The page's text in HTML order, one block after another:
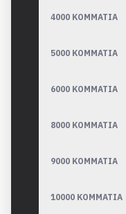
4000 ΚΟΜΜΑΤΙΑ
5000 ΚΟΜΜΑΤΙΑ
6000 ΚΟΜΜΑΤΙΑ
8000 ΚΟΜΜΑΤΙΑ
9000 ΚΟΜΜΑΤΙΑ
10000 ΚΟΜΜΑΤΙΑ